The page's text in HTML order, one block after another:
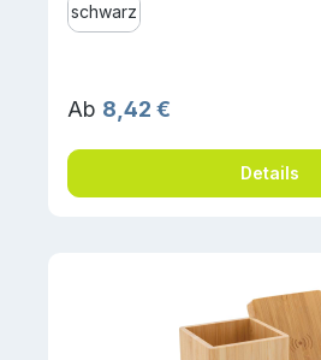
schwarz
Regulärer Preis:
Ab 8,42 €
Details